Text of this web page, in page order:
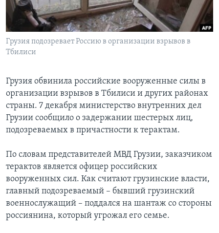
Learning English
СОЦИАЛЬНЫЕ СЕТИ
Языки
Грузия подозревает Россию в организации взрывов в
Тбилиси
Грузия обвинила российские вооруженные силы в
организации взрывов в Тбилиси и других районах
страны. 7 декабря министерство внутренних дел
Грузии сообщило о задержании шестерых лиц,
подозреваемых в причастности к терактам.
По словам представителей МВД Грузии, заказчиком
терактов является офицер российских
вооруженных сил. Как считают грузинские власти,
главный подозреваемый – бывший грузинский
военнослужащий – поддался на шантаж со стороны
россиянина, который угрожал его семье.